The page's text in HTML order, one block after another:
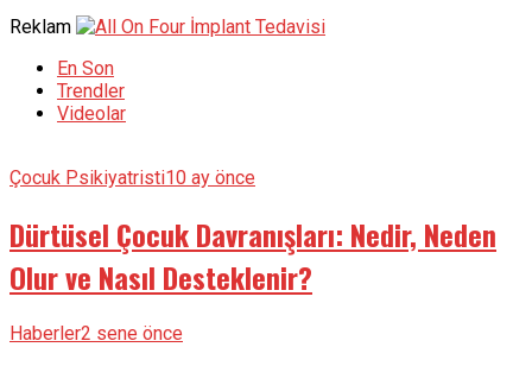
Reklam
En Son
Trendler
Videolar
Çocuk Psikiyatristi10 ay önce
Dürtüsel Çocuk Davranışları: Nedir, Neden
Olur ve Nasıl Desteklenir?
Haberler2 sene önce